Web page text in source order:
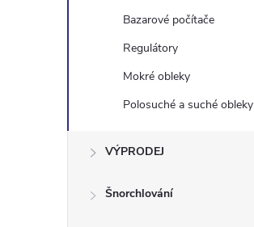
Bazarové počítače
Regulátory
Mokré obleky
Polosuché a suché obleky
VÝPRODEJ
Šnorchlování